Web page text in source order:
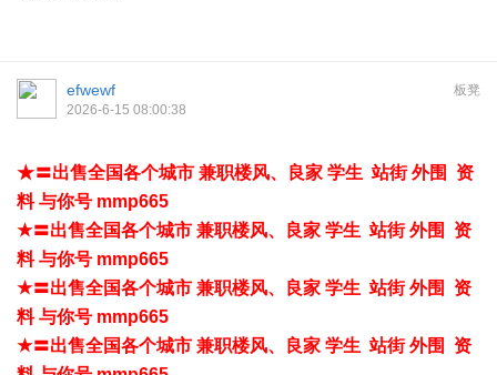
板凳
efwewf
2026-6-15 08:00:38
★〓出售全国各个城市 兼职楼风、良家 学生 站街 外围 资
料 与你号 mmp665
★〓出售全国各个城市 兼职楼风、良家 学生 站街 外围 资
料 与你号 mmp665
★〓出售全国各个城市 兼职楼风、良家 学生 站街 外围 资
料 与你号 mmp665
★〓出售全国各个城市 兼职楼风、良家 学生 站街 外围 资